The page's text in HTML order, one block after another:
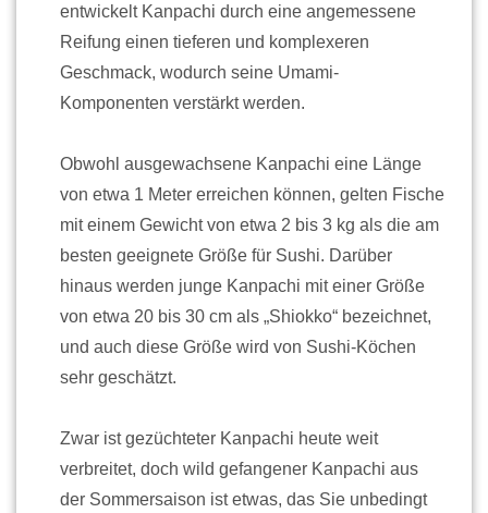
entwickelt Kanpachi durch eine angemessene
Reifung einen tieferen und komplexeren
Geschmack, wodurch seine Umami-
Komponenten verstärkt werden.
Obwohl ausgewachsene Kanpachi eine Länge
von etwa 1 Meter erreichen können, gelten Fische
mit einem Gewicht von etwa 2 bis 3 kg als die am
besten geeignete Größe für Sushi. Darüber
hinaus werden junge Kanpachi mit einer Größe
von etwa 20 bis 30 cm als „Shiokko“ bezeichnet,
und auch diese Größe wird von Sushi-Köchen
sehr geschätzt.
Zwar ist gezüchteter Kanpachi heute weit
verbreitet, doch wild gefangener Kanpachi aus
der Sommersaison ist etwas, das Sie unbedingt